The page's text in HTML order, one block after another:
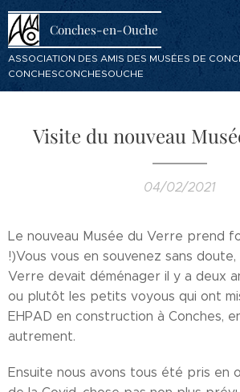
Conches-en-Ouche
ASSOCIATION DES AMIS DES MUSÉES DE
CONCHESCONCHESOUCHE
Visite du nouveau
04/02/2021
Le nouveau Musée du Verre prend
!)Vous vous en souvenez sans
Verre devait déménager il y a deux
ou plutôt les petits voyous qui ont
EHPAD en construction à Conches,
autrement.
Ensuite nous avons tous été pris en